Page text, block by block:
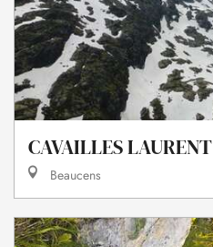
CAVAILLES LAURENT
Beaucens